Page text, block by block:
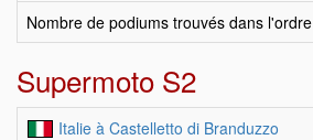
Nombre de podiums trouvés dans l'ordre
Supermoto S2
Italie à Castelletto di Branduzzo